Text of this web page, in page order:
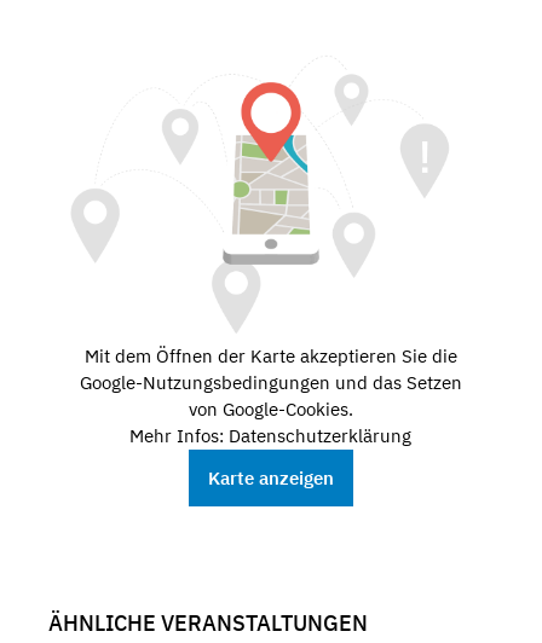
Mit dem Öffnen der Karte akzeptieren Sie die
Google-Nutzungsbedingungen und das Setzen
von Google-Cookies.
Mehr Infos: Datenschutzerklärung
Karte anzeigen
ÄHNLICHE VERANSTALTUNGEN